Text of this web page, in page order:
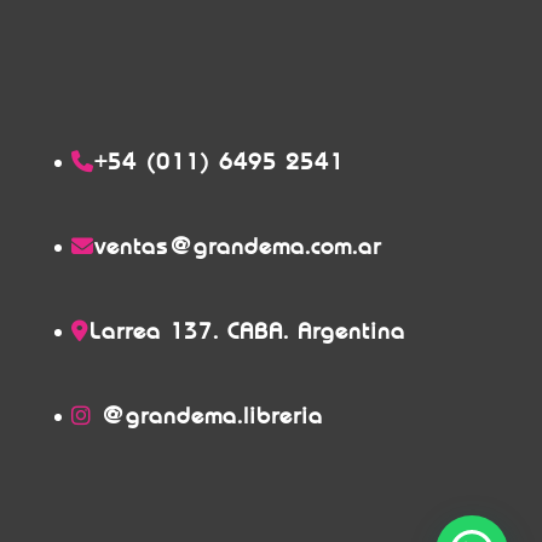
+54 (011) 6495 2541
ventas@grandema.com.ar
Larrea 137. CABA. Argentina
@grandema.libreria